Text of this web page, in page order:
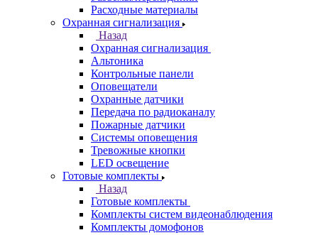
Расходные материалы
Охранная сигнализация
Назад
Охранная сигнализация
Альтоника
Контрольные панели
Оповещатели
Охранные датчики
Передача по радиоканалу
Пожарные датчики
Системы оповещения
Тревожные кнопки
LED освещение
Готовые комплекты
Назад
Готовые комплекты
Комплекты систем видеонаблюдения
Комплекты домофонов